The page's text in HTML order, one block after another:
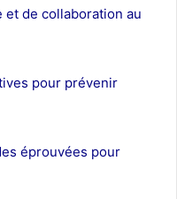
et de collaboration au
pour prévenir
éprouvées pour